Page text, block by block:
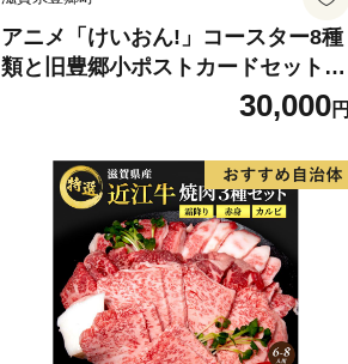
アニメ「けいおん!」コースター8種
類と旧豊郷小ポストカードセット
豊郷町限定 キャラクターグッズ ア
ニメグッズ キャラクターもの キッ
チン雑貨 文房具 けいおん！グッズ
30,000円